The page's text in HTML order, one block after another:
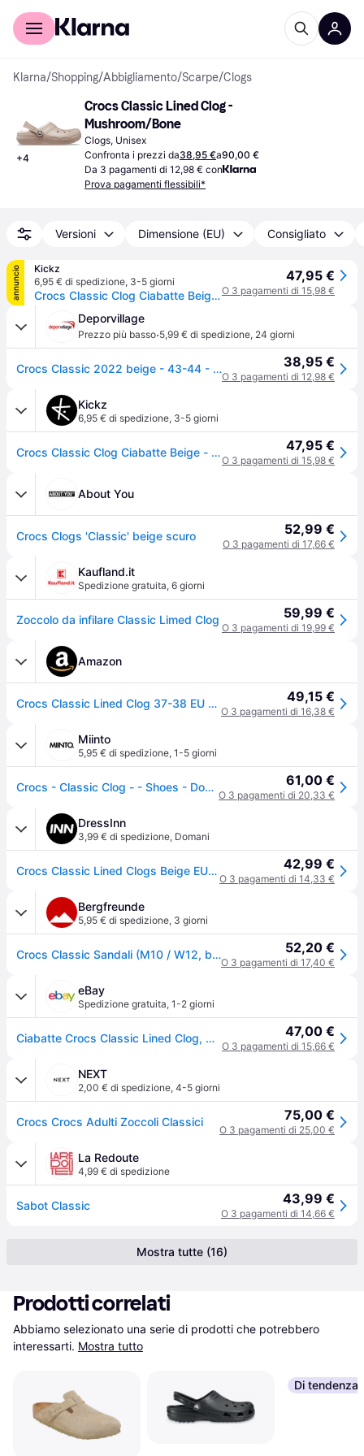
Per il tuo shopping
Klarna/Shopping/Abbigliamento/Scarpe/Clogs
+4
Crocs Classic Lined Clog -
Mushroom/Bone
Clogs, Unisex
Confronta i prezzi da38,95 €a90,00 €
Da 3 pagamenti di 12,98 € con
Prova pagamenti flessibili*
Versioni Dimensione (EU) Consigliato
annuncio
Kickz
6,95 € di spedizione, 3-5 giorni
Crocs Classic Clog Ciabatte Beige - beige - 43-44
47,95 €
O 3 pagamenti di 15,98 €
Deporvillage
Prezzo più basso·5,99 € di spedizione, 24 giorni
Crocs Classic 2022 beige - 43-44 - Brown 38,95 €
O 3 pagamenti di 12,98 €
Kickz
6,95 € di spedizione, 3-5 giorni
Crocs Classic Clog Ciabatte Beige - beige - 43-44 47,95 €
O 3 pagamenti di 15,98 €
About You
Crocs Clogs 'Classic' beige scuro 52,99 €
O 3 pagamenti di 17,66 €
Kaufland.it
Spedizione gratuita, 6 giorni
Zoccolo da infilare Classic Limed Clog 59,99 €
O 3 pagamenti di 19,99 €
Amazon
Crocs Classic Lined Clog 37-38 EU Mushroom/Bone 49,15 €
O 3 pagamenti di 16,38 €
Miinto
5,95 € di spedizione, 1-5 giorni
Crocs - Classic Clog - - Shoes - Donna - Beige - 43 EU 61,00 €
O 3 pagamenti di 20,33 €
DressInn
3,99 € di spedizione, Domani
Crocs Classic Lined Clogs Beige EU 36-37 42,99 €
O 3 pagamenti di 14,33 €
Bergfreunde
5,95 € di spedizione, 3 giorni
Crocs Classic Sandali (M10 / W12, beige) - Beige 52,20 €
O 3 pagamenti di 17,40 €
eBay
Spedizione gratuita, 1-2 giorni
Ciabatte Crocs Classic Lined Clog, Colore Mushroom/bone, Modello 203591-2yb 47,00 €
O 3 pagamenti di 15,66 €
NEXT
2,00 € di spedizione, 4-5 giorni
Crocs Crocs Adulti Zoccoli Classici 75,00 €
O 3 pagamenti di 25,00 €
La Redoute
4,99 € di spedizione
Sabot Classic 43,99 €
O 3 pagamenti di 14,66 €
Mostra tutte (16)
Prodotti correlati
Abbiamo selezionato una serie di prodotti che potrebbero
interessarti. Mostra tutto
Di tendenza